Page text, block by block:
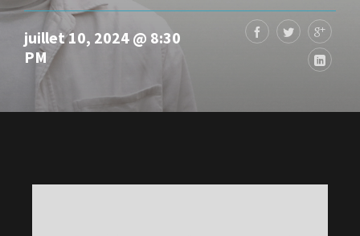
juillet 10, 2024 @ 8:30
PM